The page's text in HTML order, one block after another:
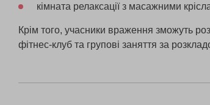
кімната релаксації з масажними
Крім того, учасники враження зможуть
фітнес-клуб та групові заняття за